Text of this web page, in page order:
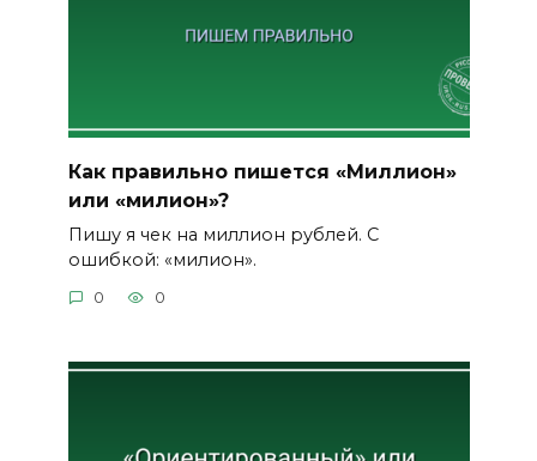
Как правильно пишется «Миллион»
или «милион»?
Пишу я чек на миллион рублей. С
ошибкой: «милион».
0 0